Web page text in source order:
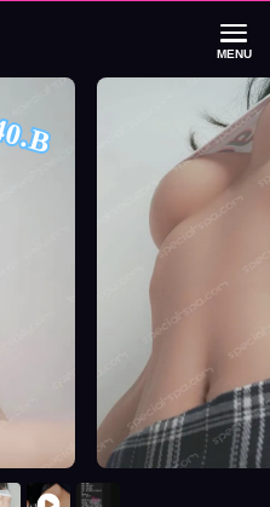
MENU
展示與影片介紹
客戶評價截屏展示